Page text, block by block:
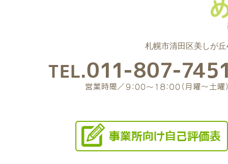
札幌市清田区美しが